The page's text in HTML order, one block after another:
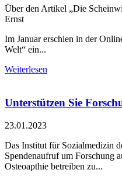
Über den Artikel „Die
Ernst
Im Januar erschien in der
Welt“ ein...
Weiterlesen
Unterstützen Sie
23.01.2023
Das Institut für Sozialmedizin
Spendenaufruf um Forschung
Osteoapthie betreiben zu...